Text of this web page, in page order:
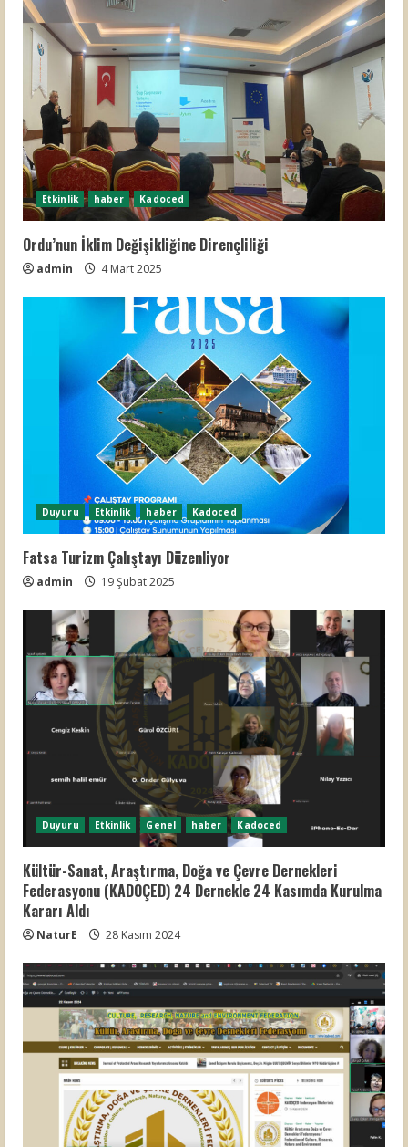
Etkinlik haber Kadoced
Ordu’nun İklim Değişikliğine Dirençliliği
admin 4 Mart 2025
Duyuru Etkinlik haber Kadoced
Fatsa Turizm Çalıştayı Düzenliyor
admin 19 Şubat 2025
Duyuru Etkinlik Genel haber Kadoced
Kültür-Sanat, Araştırma, Doğa ve Çevre Dernekleri
Federasyonu (KADOÇED) 24 Dernekle 24 Kasımda Kurulma
Kararı Aldı
NaturE 28 Kasım 2024